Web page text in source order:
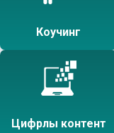
Коучинг
Цифрлы контент